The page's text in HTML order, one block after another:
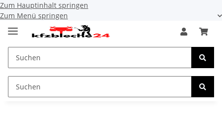
Zum Hauptinhalt springen
Zum Menü springen